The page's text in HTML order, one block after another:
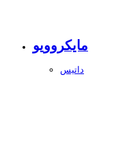
مایکروویو
داتیس